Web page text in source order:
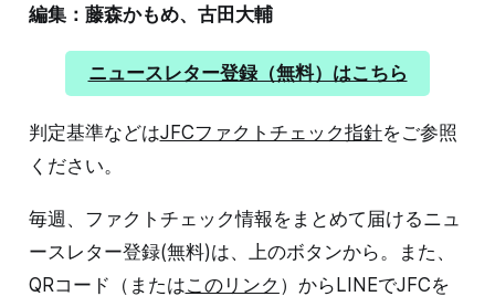
編集：藤森かもめ、古田大輔
ニュースレター登録（無料）はこちら
判定基準などはJFCファクトチェック指針をご参照
ください。
毎週、ファクトチェック情報をまとめて届けるニュ
ースレター登録(無料)は、上のボタンから。また、
QRコード（またはこのリンク ）からLINEでJFCを